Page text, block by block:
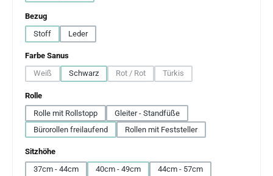
Bezugauswählen
Stoff
Leder
Farbe Sanusauswählen
Weiß
(Diese Option ist zurzeit nicht verfügbar.)
Schwarz Rot / Rot
(Diese Option ist zurzeit nicht verfügbar.)
Türkis
(Diese Option ist zurzeit nicht
Rolleauswählen
Rolle mit Rollstopp
Gleiter - Standfüße
Bürorollen freilaufend
Rollen mit Feststeller
Sitzhöheauswählen
37cm - 44cm
40cm - 49cm
44cm - 57cm